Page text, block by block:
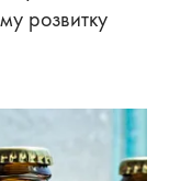
розвитку